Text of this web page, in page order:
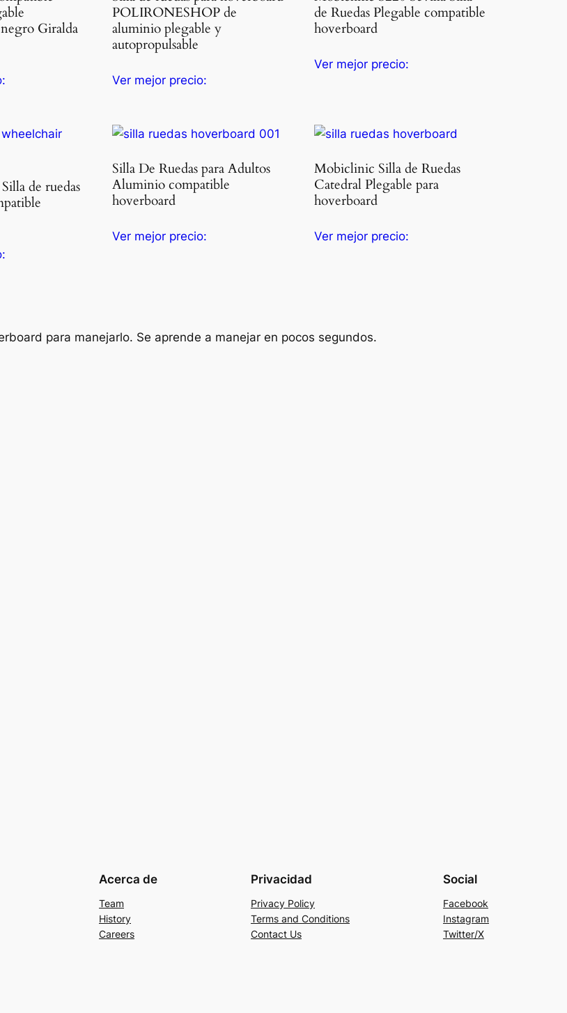
Giralda
POLIRONESHOP de
aluminio plegable y
autopropulsable
Ver mejor precio:
de Ruedas Plegable compatible
hoverboard
Ver mejor precio:
de ruedas
Silla De Ruedas para Adultos
Aluminio compatible
hoverboard
Ver mejor precio:
Mobiclinic Silla de Ruedas
Catedral Plegable para
hoverboard
Ver mejor precio:
para manejarlo. Se aprende a manejar en pocos segundos.
Acerca de
Team
History
Careers
Privacidad
Privacy Policy
Terms and Conditions
Contact Us
Social
Facebook
Instagram
Twitter/X